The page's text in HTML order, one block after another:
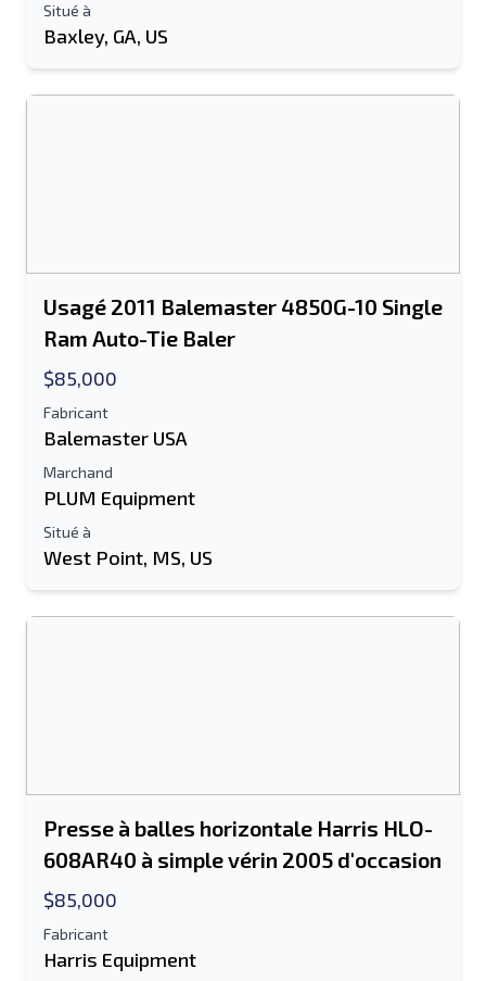
Situé à
Baxley, GA, US
Usagé 2011 Balemaster 4850G-10 Single
Ram Auto-Tie Baler
$85,000
Fabricant
Balemaster USA
Marchand
PLUM Equipment
Situé à
West Point, MS, US
Presse à balles horizontale Harris HLO-
608AR40 à simple vérin 2005 d'occasion
$85,000
Fabricant
Harris Equipment